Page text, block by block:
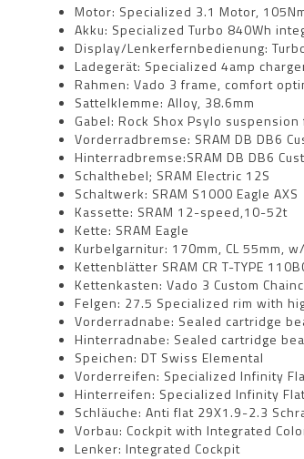
Motor: Specialized 3.1 Motor,
Akku: Specialized Turbo 840Wh
Display/Lenkerfernbedienung:
Ladegerät: Specialized 4amp
Rahmen: Vado 3 frame, comfort
Sattelklemme: Alloy, 38.6mm
Gabel: Rock Shox Psylo
Vorderradbremse: SRAM DB DB6
Hinterradbremse:SRAM DB DB6
Schalthebel; SRAM Electric 12S
Schaltwerk: SRAM S1000 Eagle AXS
Kassette: SRAM 12-speed,10-52t
Kette: SRAM Eagle
Kurbelgarnitur: 170mm, CL 55mm,
Kettenblätter SRAM CR T-TYPE
Kettenkasten: Vado 3 Custom
Felgen: 27.5 Specialized rim with
Vorderradnabe: Sealed cartridge
Hinterradnabe: Sealed cartridge
Speichen: DT Swiss Elemental
Vorderreifen: Specialized Infinity
Hinterreifen: Specialized Infinity
Schläuche: Anti flat 29X1.9-2.3
Vorbau: Cockpit with Integrated
Lenker: Integrated Cockpit